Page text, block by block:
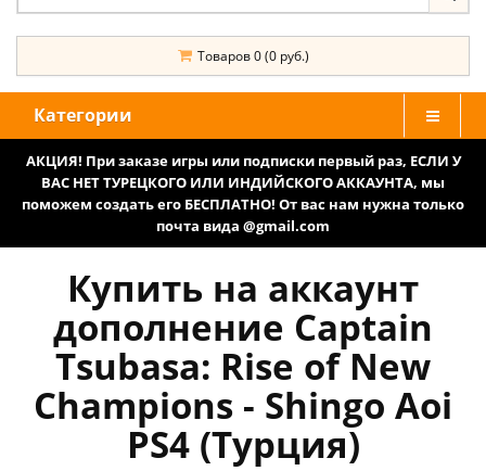
Товаров 0 (0 руб.)
Категории
АКЦИЯ! При заказе игры или подписки первый раз, ЕСЛИ У
ВАС НЕТ ТУРЕЦКОГО ИЛИ ИНДИЙСКОГО АККАУНТА, мы
поможем создать его БЕСПЛАТНО! От вас нам нужна только
почта вида @gmail.com
Купить на аккаунт
дополнение Captain
Tsubasa: Rise of New
Champions - Shingo Aoi
PS4 (Турция)